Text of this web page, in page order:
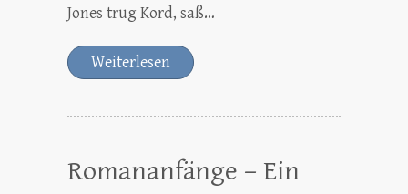
Jones trug Kord, saß…
Weiterlesen
Romananfänge – Ein